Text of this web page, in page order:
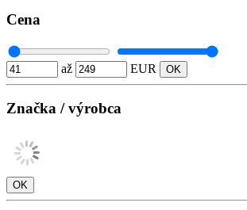
Cena
až EUR
Značka / výrobca